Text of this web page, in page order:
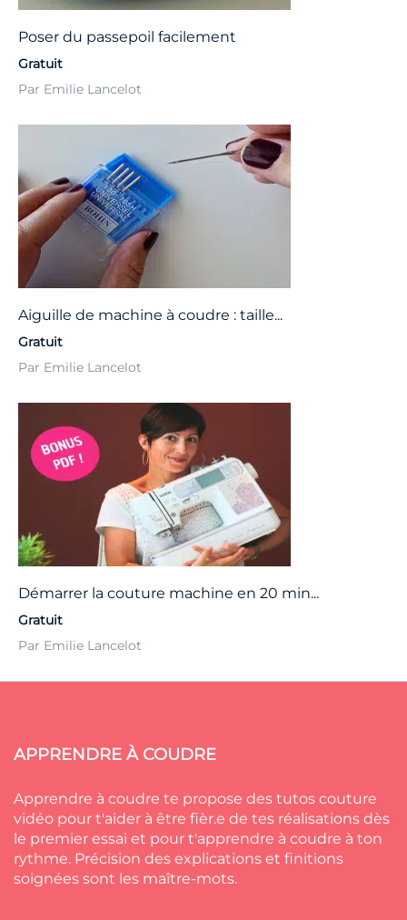
Poser du passepoil facilement
Gratuit
Par Emilie Lancelot
Aiguille de machine à coudre : taille...
Gratuit
Par Emilie Lancelot
Démarrer la couture machine en 20 min...
Gratuit
Par Emilie Lancelot
APPRENDRE À COUDRE
Apprendre à coudre te propose des tutos couture
vidéo pour t'aider à être fièr.e de tes réalisations dès
le premier essai et pour t'apprendre à coudre à ton
rythme. Précision des explications et finitions
soignées sont les maître-mots.